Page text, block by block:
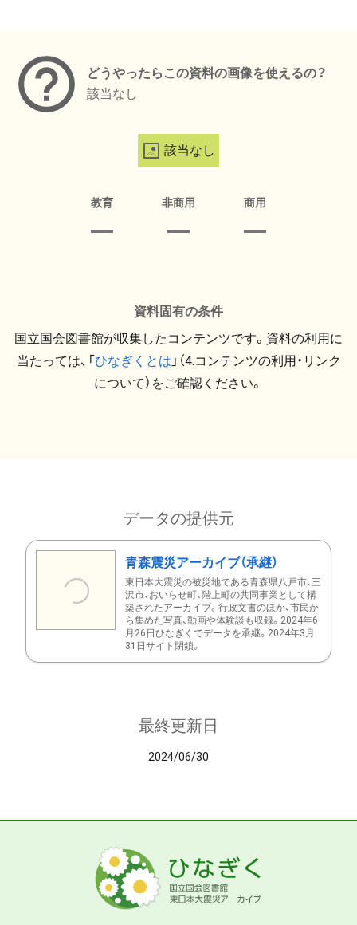
どうやったらこの資料の画像を使えるの？
該当なし
該当なし
教育 非商用 商用
資料固有の条件
国立国会図書館が収集したコンテンツです。資料の利用に
当たっては、「ひなぎくとは 」（4.コンテンツの利用・リンク
について）をご確認ください。
データの提供元
青森震災アーカイブ（承継）
東日本大震災の被災地である青森県八戸市、三
沢市、おいらせ町、階上町の共同事業として構
築されたアーカイブ。行政文書のほか、市民か
ら集めた写真、動画や体験談も収録。2024年6
月26日ひなぎくでデータを承継。2024年3月
31日サイト閉鎖。
最終更新日
2024/06/30